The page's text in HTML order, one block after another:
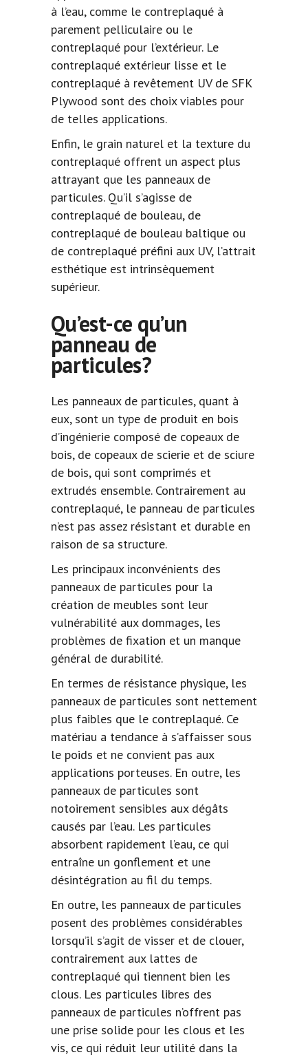
à l’eau, comme le contreplaqué à
parement pelliculaire ou le
contreplaqué pour l’extérieur. Le
contreplaqué extérieur lisse et le
contreplaqué à revêtement UV de SFK
Plywood sont des choix viables pour
de telles applications.
Enfin, le grain naturel et la texture du
contreplaqué offrent un aspect plus
attrayant que les panneaux de
particules. Qu’il s’agisse de
contreplaqué de bouleau, de
contreplaqué de bouleau baltique ou
de contreplaqué préfini aux UV, l’attrait
esthétique est intrinsèquement
supérieur.
Qu’est-ce qu’un
panneau de
particules?
Les panneaux de particules, quant à
eux, sont un type de produit en bois
d’ingénierie composé de copeaux de
bois, de copeaux de scierie et de sciure
de bois, qui sont comprimés et
extrudés ensemble. Contrairement au
contreplaqué, le panneau de particules
n’est pas assez résistant et durable en
raison de sa structure.
Les principaux inconvénients des
panneaux de particules pour la
création de meubles sont leur
vulnérabilité aux dommages, les
problèmes de fixation et un manque
général de durabilité.
En termes de résistance physique, les
panneaux de particules sont nettement
plus faibles que le contreplaqué. Ce
matériau a tendance à s’affaisser sous
le poids et ne convient pas aux
applications porteuses. En outre, les
panneaux de particules sont
notoirement sensibles aux dégâts
causés par l’eau. Les particules
absorbent rapidement l’eau, ce qui
entraîne un gonflement et une
désintégration au fil du temps.
En outre, les panneaux de particules
posent des problèmes considérables
lorsqu’il s’agit de visser et de clouer,
contrairement aux lattes de
contreplaqué qui tiennent bien les
clous. Les particules libres des
panneaux de particules n’offrent pas
une prise solide pour les clous et les
vis, ce qui réduit leur utilité dans la